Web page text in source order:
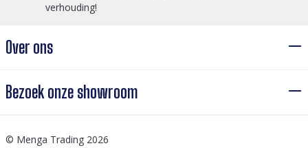
verhouding!
Over ons
Bezoek onze showroom
© Menga Trading 2026